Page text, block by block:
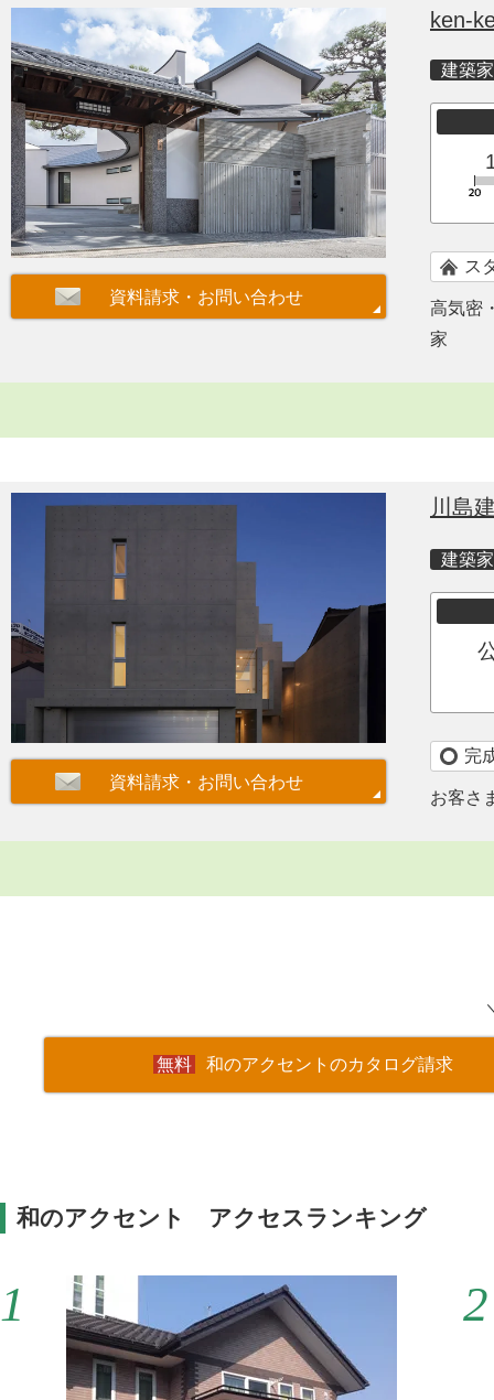
ken-
建築家
ス
高気密
家
川島
建築家
完
お客さ
和のアクセントのカタログ請求
和のアクセント アクセスランキング